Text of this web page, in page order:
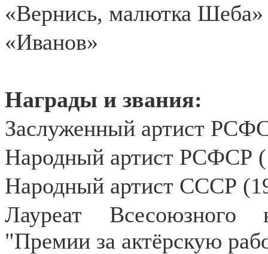
«Вернись, малютка Шеба»
«Иванов»
Награды и звания:
Заслуженный артист
Народный артист РСФСР
Народный артист СССР
Лауреат Всесоюзного
"Премии за актёрскую